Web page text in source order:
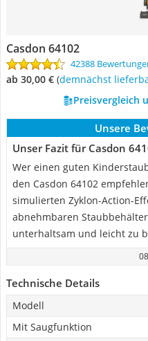
Casdon 64102
42388
ab 30,00 € ( Demnächst
Preisvergleich
Unsere
Unser Fazit für Casdon
Wer einen guten
den Casdon 64102
simulierten Zyklon-Action-
abnehmbaren
unterhaltsam und leicht zu
Technische Details
Modell
Mit Saugfunktion